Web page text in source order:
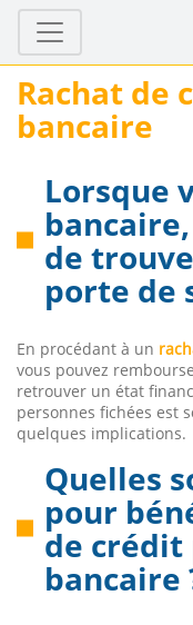
Rachat
bancaire
Lorsque
de
porte de
En procédant à un
vous pouvez
retrouver un état
personnes fichées est
quelques implications.
Quelles
pour
de
bancaire